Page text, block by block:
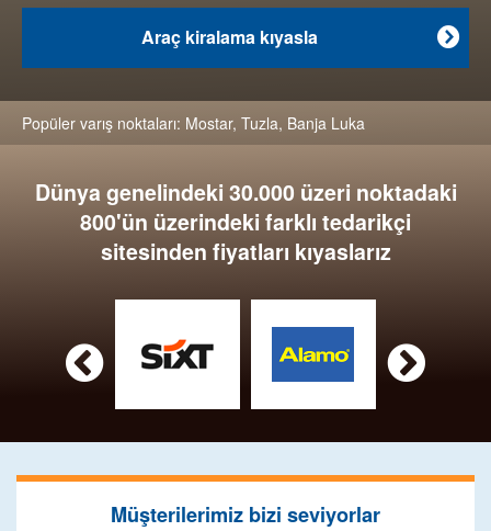

Araç kiralama kıyasla
Popüler varış noktaları: Mostar, Tuzla, Banja Luka
Dünya genelindeki 30.000 üzeri noktadaki
800'ün üzerindeki farklı tedarikçi
sitesinden fiyatları kıyaslarız
 
Müşterilerimiz bizi seviyorlar